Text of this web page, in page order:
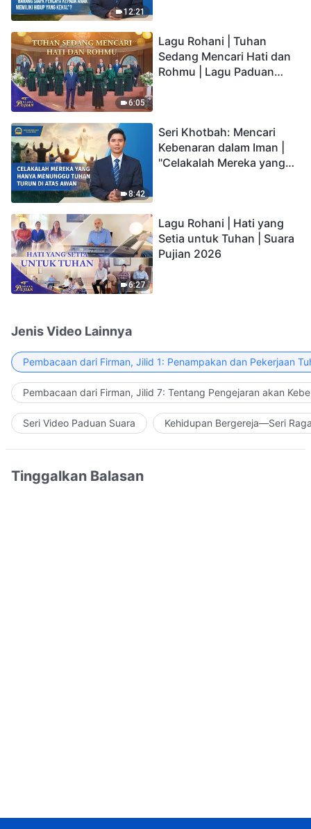
12:21
6:05
Lagu Rohani | Tuhan
Sedang Mencari Hati dan
Rohmu | Lagu Paduan
8:42
Seri Khotbah: Mencari
Kebenaran dalam Iman |
"Celakalah Mereka yang
6:27
Lagu Rohani | Hati yang
Setia untuk Tuhan | Suara
Pujian 2026
Jenis Video Lainnya
Pembacaan dari Firman, Jilid 1: Penampakan dan Pekerjaan
Pembacaan dari Firman, Jilid 7: Tentang Pengejaran akan
Seri Video Paduan Suara Kehidupan Bergereja—Seri
Tinggalkan Balasan